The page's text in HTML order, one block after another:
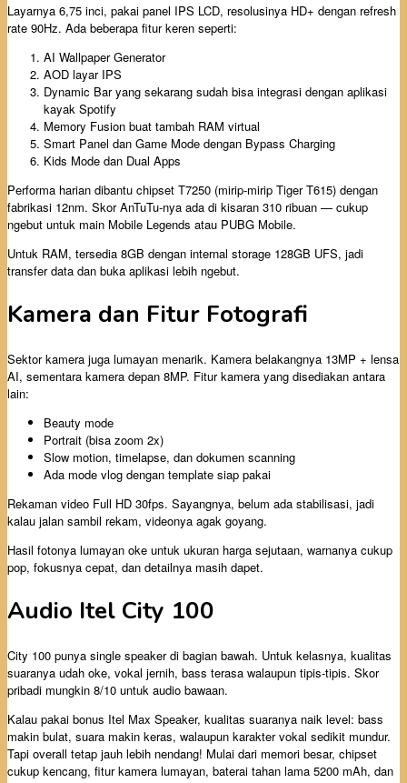
Layarnya 6,75 inci, pakai panel IPS LCD, resolusinya HD+ dengan refresh
rate 90Hz. Ada beberapa fitur keren seperti:
AI Wallpaper Generator
AOD layar IPS
Dynamic Bar yang sekarang sudah bisa integrasi dengan aplikasi
kayak Spotify
Memory Fusion buat tambah RAM virtual
Smart Panel dan Game Mode dengan Bypass Charging
Kids Mode dan Dual Apps
Performa harian dibantu chipset T7250 (mirip-mirip Tiger T615) dengan
fabrikasi 12nm. Skor AnTuTu-nya ada di kisaran 310 ribuan — cukup
ngebut untuk main Mobile Legends atau PUBG Mobile.
Untuk RAM, tersedia 8GB dengan internal storage 128GB UFS, jadi
transfer data dan buka aplikasi lebih ngebut.
Kamera dan Fitur Fotografi
Sektor kamera juga lumayan menarik. Kamera belakangnya 13MP + lensa
AI, sementara kamera depan 8MP. Fitur kamera yang disediakan antara
lain:
Beauty mode
Portrait (bisa zoom 2x)
Slow motion, timelapse, dan dokumen scanning
Ada mode vlog dengan template siap pakai
Rekaman video Full HD 30fps. Sayangnya, belum ada stabilisasi, jadi
kalau jalan sambil rekam, videonya agak goyang.
Hasil fotonya lumayan oke untuk ukuran harga sejutaan, warnanya cukup
pop, fokusnya cepat, dan detailnya masih dapet.
Audio Itel City 100
City 100 punya single speaker di bagian bawah. Untuk kelasnya, kualitas
suaranya udah oke, vokal jernih, bass terasa walaupun tipis-tipis. Skor
pribadi mungkin 8/10 untuk audio bawaan.
Kalau pakai bonus Itel Max Speaker, kualitas suaranya naik level: bass
makin bulat, suara makin keras, walaupun karakter vokal sedikit mundur.
Tapi overall tetap jauh lebih nendang! Mulai dari memori besar, chipset
cukup kencang, fitur kamera lumayan, baterai tahan lama 5200 mAh, dan